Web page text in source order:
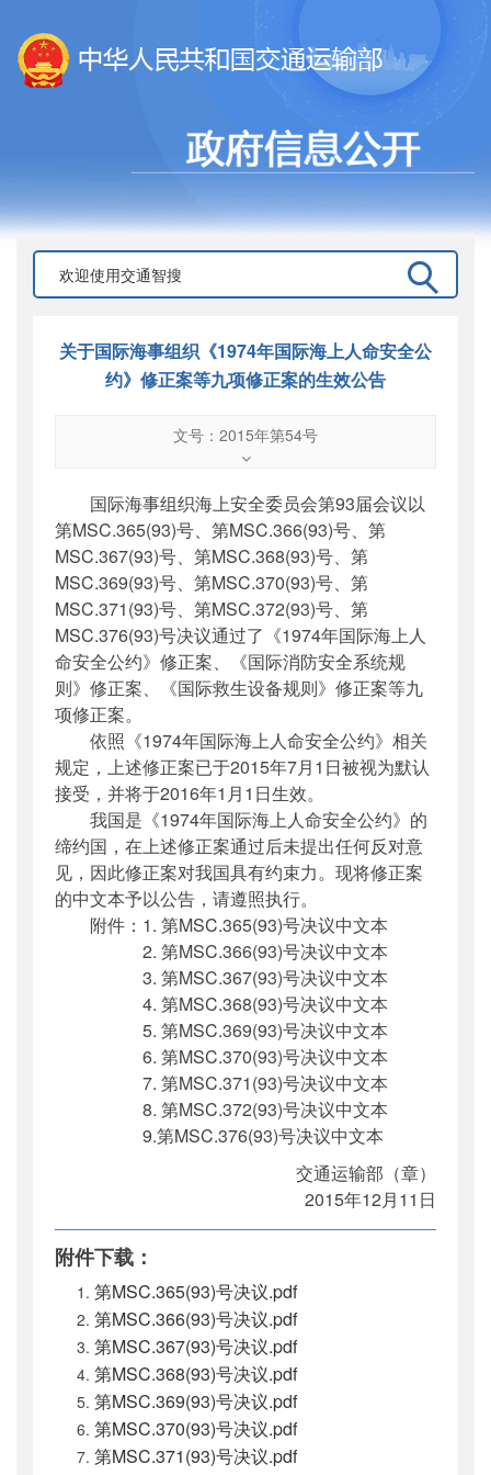
关于国际海事组织《1974年国际海上人命安全公
约》修正案等九项修正案的生效公告
文号：2015年第54号
2015年第54号
公开日期：2015年12月23日
主题词：
国际海事组织;公约;修正案;公告
机构分类：国际合作司
主题分类：其他
公文类型：其他
国际海事组织海上安全委员会第93届会议以
第MSC.365(93)号、第MSC.366(93)号、第
MSC.367(93)号、第MSC.368(93)号、第
MSC.369(93)号、第MSC.370(93)号、第
MSC.371(93)号、第MSC.372(93)号、第
MSC.376(93)号决议通过了《1974年国际海上人
命安全公约》修正案、《国际消防安全系统规
则》修正案、《国际救生设备规则》修正案等九
项修正案。
依照《1974年国际海上人命安全公约》相关
规定，上述修正案已于2015年7月1日被视为默认
接受，并将于2016年1月1日生效。
我国是《1974年国际海上人命安全公约》的
缔约国，在上述修正案通过后未提出任何反对意
见，因此修正案对我国具有约束力。现将修正案
的中文本予以公告，请遵照执行。
附件：1. 第MSC.365(93)号决议中文本
2. 第MSC.366(93)号决议中文本
3. 第MSC.367(93)号决议中文本
4. 第MSC.368(93)号决议中文本
5. 第MSC.369(93)号决议中文本
6. 第MSC.370(93)号决议中文本
7. 第MSC.371(93)号决议中文本
8. 第MSC.372(93)号决议中文本
9.第MSC.376(93)号决议中文本
交通运输部（章）
2015年12月11日
附件下载：
第MSC.365(93)号决议.pdf
第MSC.366(93)号决议.pdf
第MSC.367(93)号决议.pdf
第MSC.368(93)号决议.pdf
第MSC.369(93)号决议.pdf
第MSC.370(93)号决议.pdf
第MSC.371(93)号决议.pdf